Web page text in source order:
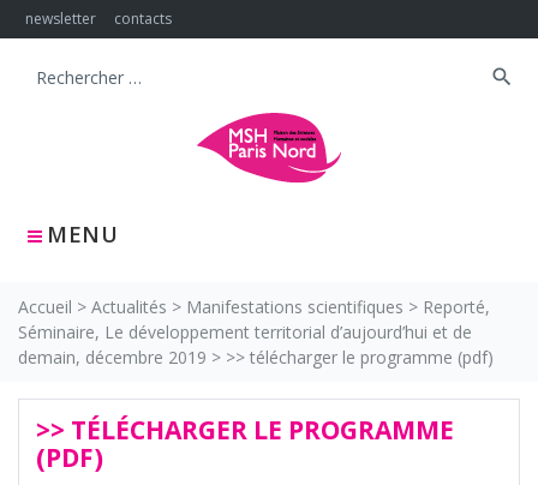
Skip
to
newsletter contacts
MENU
Search
search
Accueil > Actualités > Manifestations scientifiques > Reporté,
Séminaire, Le développement territorial d’aujourd’hui et de
demain, décembre 2019 > >> télécharger le programme (pdf)
>> TÉLÉCHARGER LE PROGRAMME
(PDF)